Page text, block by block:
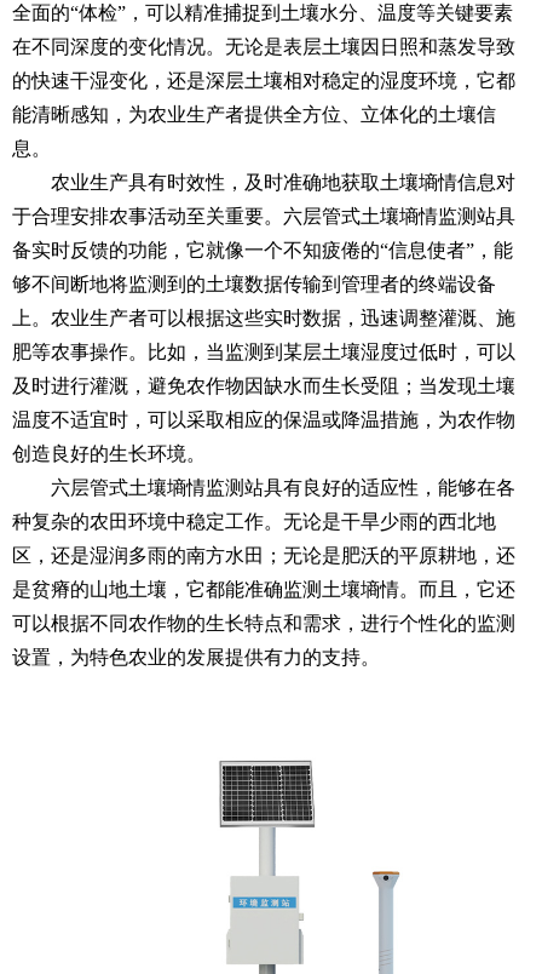
全面的“体检”，可以精准捕捉到土壤水分、温度等关键要素
在不同深度的变化情况。无论是表层土壤因日照和蒸发导致
的快速干湿变化，还是深层土壤相对稳定的湿度环境，它都
能清晰感知，为农业生产者提供全方位、立体化的土壤信
息。
农业生产具有时效性，及时准确地获取土壤墒情信息对
于合理安排农事活动至关重要。六层管式土壤墒情监测站具
备实时反馈的功能，它就像一个不知疲倦的“信息使者”，能
够不间断地将监测到的土壤数据传输到管理者的终端设备
上。农业生产者可以根据这些实时数据，迅速调整灌溉、施
肥等农事操作。比如，当监测到某层土壤湿度过低时，可以
及时进行灌溉，避免农作物因缺水而生长受阻；当发现土壤
温度不适宜时，可以采取相应的保温或降温措施，为农作物
创造良好的生长环境。
六层管式土壤墒情监测站具有良好的适应性，能够在各
种复杂的农田环境中稳定工作。无论是干旱少雨的西北地
区，还是湿润多雨的南方水田；无论是肥沃的平原耕地，还
是贫瘠的山地土壤，它都能准确监测土壤墒情。而且，它还
可以根据不同农作物的生长特点和需求，进行个性化的监测
设置，为特色农业的发展提供有力的支持。